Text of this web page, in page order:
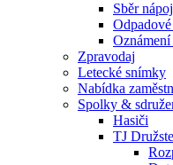
Sběr
Zpravodaj
Letecké snímky
Nabídka
Spolky &
Hasiči
TJ